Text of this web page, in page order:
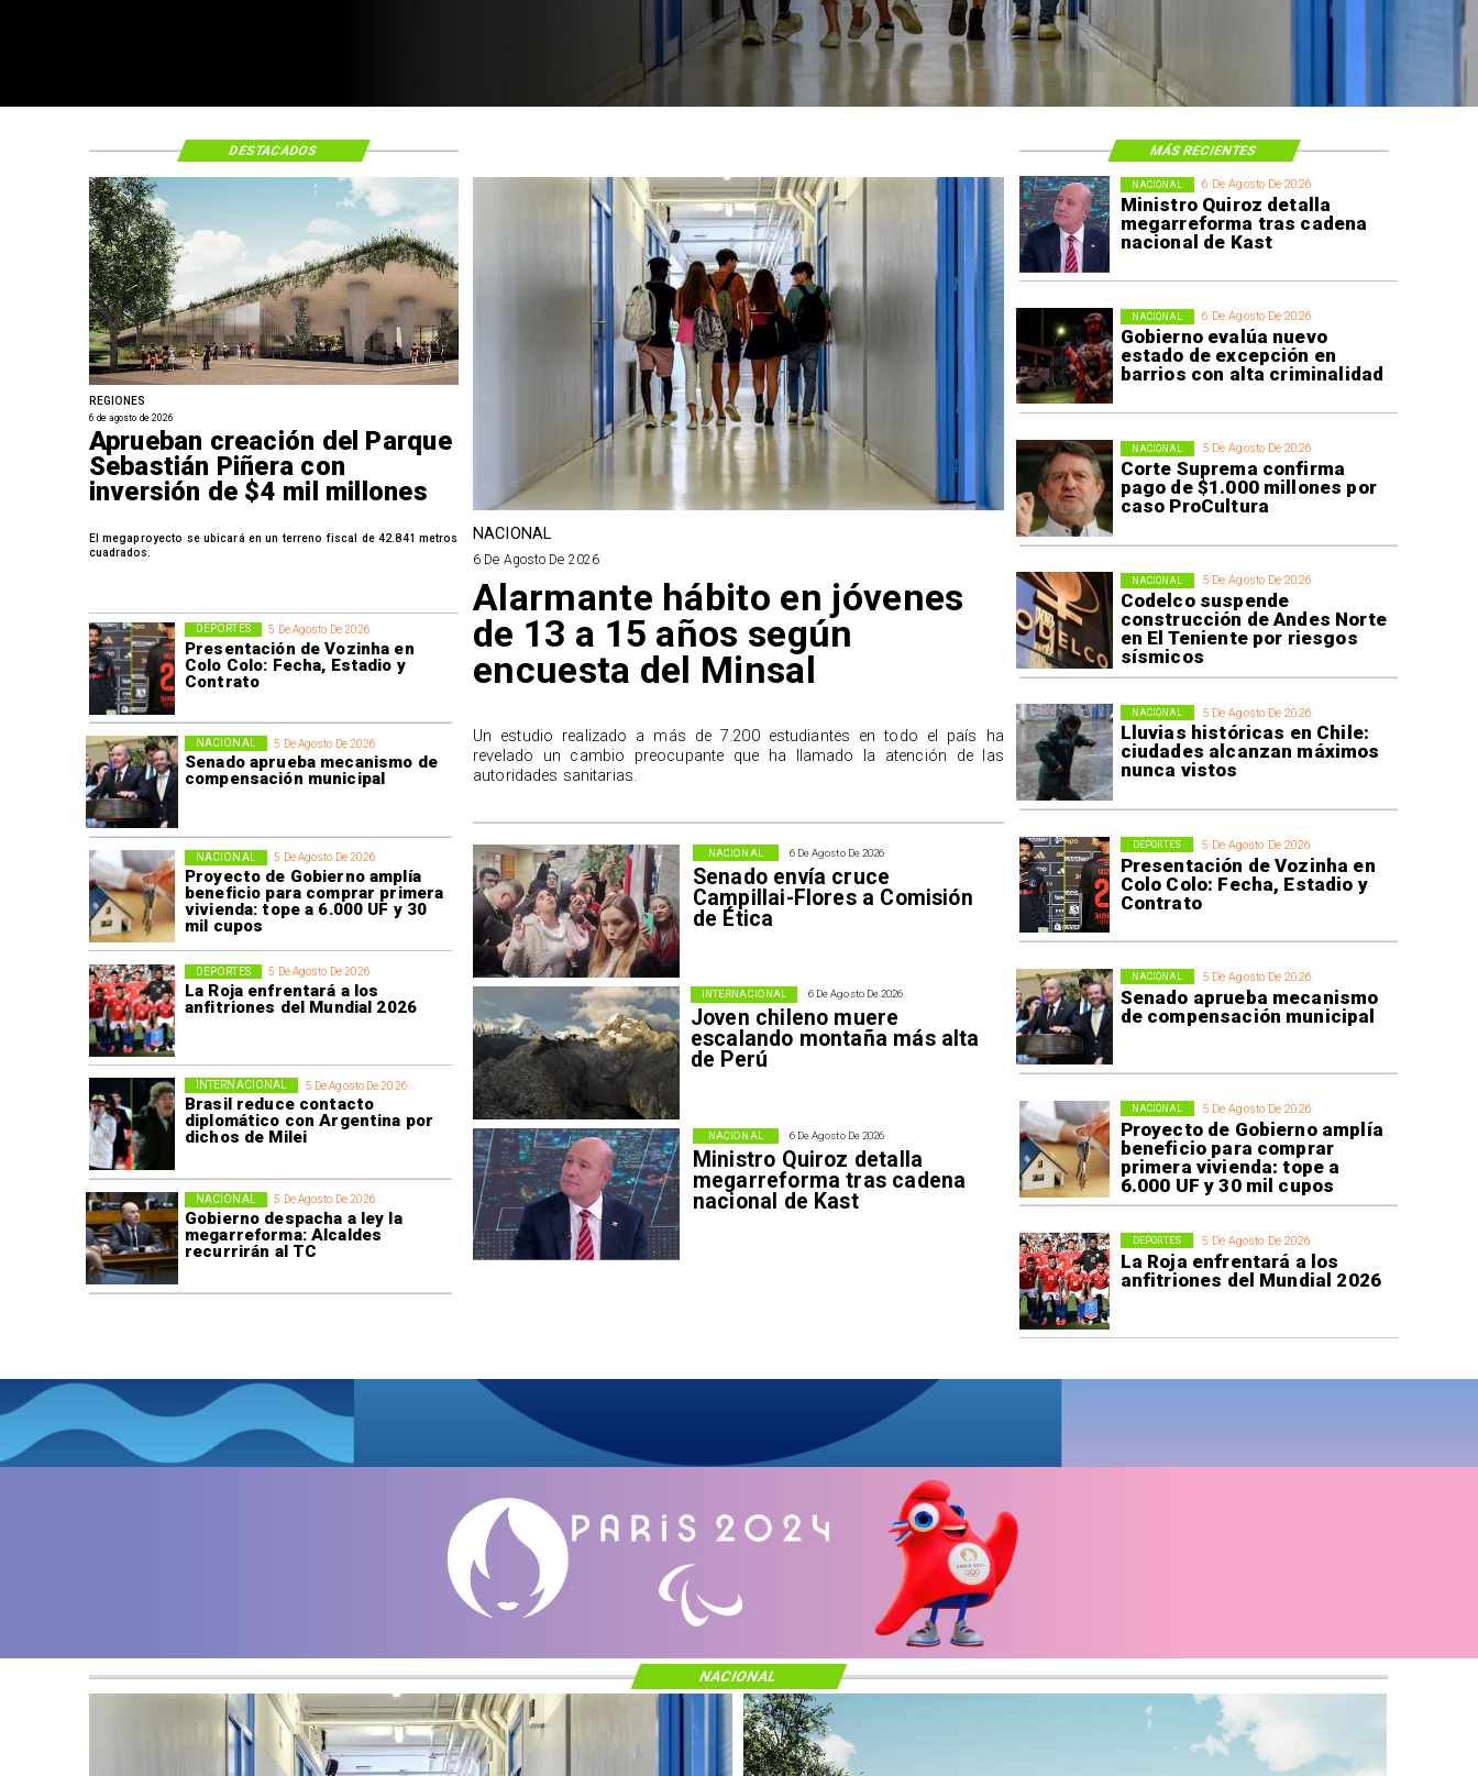
6 De Agosto De 2026
Ministro Quiroz detalla
megarreforma tras cadena
nacional de Kast
NACIONAL
6 De Agosto De 2026
Gobierno evalúa nuevo
estado de excepción en
barrios con alta criminalidad
NACIONAL
5 De Agosto De 2026
Corte Suprema confirma
pago de $1.000 millones por
caso ProCultura
NACIONAL
5 De Agosto De 2026
Codelco suspende
construcción de Andes Norte
en El Teniente por riesgos
sísmicos
NACIONAL
5 De Agosto De 2026
Lluvias históricas en Chile:
ciudades alcanzan máximos
nunca vistos
NACIONAL
5 De Agosto De 2026
Presentación de Vozinha en
Colo Colo: Fecha, Estadio y
Contrato
DEPORTES
5 De Agosto De 2026
Senado aprueba mecanismo
de compensación municipal
NACIONAL
5 De Agosto De 2026
Proyecto de Gobierno amplía
beneficio para comprar
primera vivienda: tope a
6.000 UF y 30 mil cupos
NACIONAL
5 De Agosto De 2026
La Roja enfrentará a los
anfitriones del Mundial 2026
DEPORTES
5 De Agosto De 2026
Presentación de Vozinha en
Colo Colo: Fecha, Estadio y
Contrato
DEPORTES
5 De Agosto De 2026
Senado aprueba mecanismo de
compensación municipal
NACIONAL
5 De Agosto De 2026
Proyecto de Gobierno amplía
beneficio para comprar primera
vivienda: tope a 6.000 UF y 30
mil cupos
NACIONAL
5 De Agosto De 2026
La Roja enfrentará a los
anfitriones del Mundial 2026
DEPORTES
5 De Agosto De 2026
Brasil reduce contacto
diplomático con Argentina por
dichos de Milei
INTERNACIONAL
5 De Agosto De 2026
Gobierno despacha a ley la
megarreforma: Alcaldes
recurrirán al TC
NACIONAL
6 De Agosto De 2026
Senado envía cruce
Campillai-Flores a Comisión
de Ética
NACIONAL
6 De Agosto De 2026
Joven chileno muere
escalando montaña más alta
de Perú
INTERNACIONAL
6 De Agosto De 2026
Ministro Quiroz detalla
megarreforma tras cadena
nacional de Kast
NACIONAL
REGIONES
6 de agosto de 2026
Aprueban creación del Parque
Sebastián Piñera con
inversión de $4 mil millones
El megaproyecto se ubicará en un terreno fiscal de 42.841 metros
cuadrados.
NACIONAL
6 De Agosto De 2026
Alarmante hábito en jóvenes
de 13 a 15 años según
encuesta del Minsal
Un estudio realizado a más de 7.200 estudiantes en todo el país ha
revelado un cambio preocupante que ha llamado la atención de las
autoridades sanitarias.
DESTACADOS MÁS RECIENTES
NACIONAL